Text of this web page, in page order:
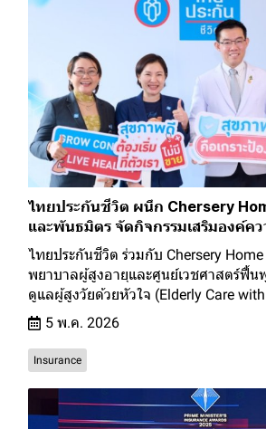
ไทยประกันชีวิต ผนึก Chersery
และพันธมิตร จัดกิจกรรมเสริมองค์ค
ไทยประกันชีวิต ร่วมกับ Chersery
พยาบาลผู้สูงอายุและศูนย์เวชศาสตร์ฟื้น
ดูแลผู้สูงวัยด้วยหัวใจ (Elderly Care with
5 พ.ค. 2026
Insurance